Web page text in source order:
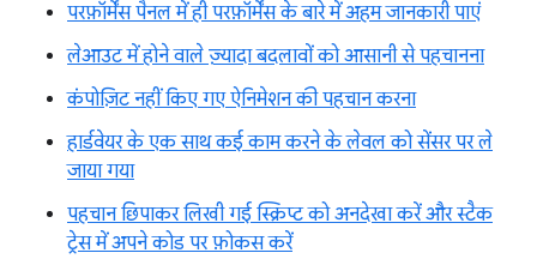
परफ़ॉर्मेंस पैनल में ही परफ़ॉर्मेंस के बारे में अहम जानकारी पाएं
लेआउट में होने वाले ज़्यादा बदलावों को आसानी से पहचानना
कंपोज़िट नहीं किए गए ऐनिमेशन की पहचान करना
हार्डवेयर के एक साथ कई काम करने के लेवल को सेंसर पर ले
जाया गया
पहचान छिपाकर लिखी गई स्क्रिप्ट को अनदेखा करें और स्टैक
ट्रेस में अपने कोड पर फ़ोकस करें